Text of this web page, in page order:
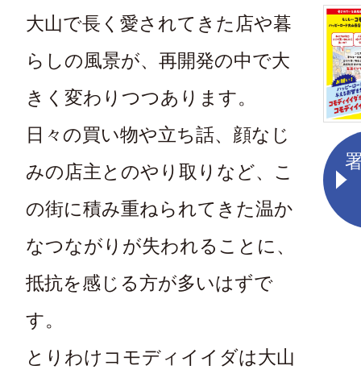
大山で長く愛されてきた店や暮
らしの風景が、再開発の中で大
きく変わりつつあります。
日々の買い物や立ち話、顔なじ
みの店主とのやり取りなど、こ
の街に積み重ねられてきた温か
なつながりが失われることに、
抵抗を感じる方が多いはずで
す。
とりわけコモディイイダは大山